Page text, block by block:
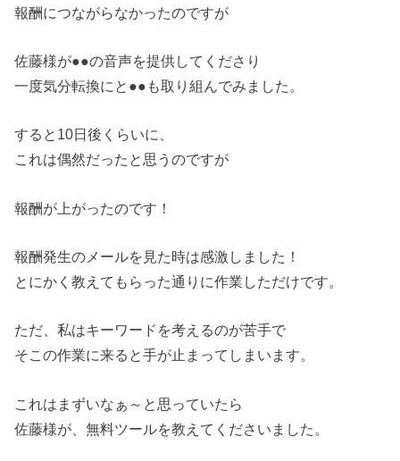
報酬につながらなかったのですが
佐藤様が●●の音声を提供してくださり
一度気分転換にと●●も取り組んでみました。
すると10日後くらいに、
これは偶然だったと思うのですが
報酬が上がったのです！
報酬発生のメールを見た時は感激しました！
とにかく教えてもらった通りに作業しただけです。
ただ、私はキーワードを考えるのが苦手で
そこの作業に来ると手が止まってしまいます。
これはまずいなぁ～と思っていたら
佐藤様が、無料ツールを教えてくださいました。